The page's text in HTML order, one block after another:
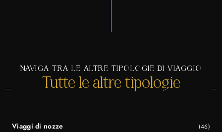
NAVIGA TRA LE ALTRE TIPOLOGIE DI VIAGGIO
Tutte le altre tipologie
Viaggi di nozze (46)